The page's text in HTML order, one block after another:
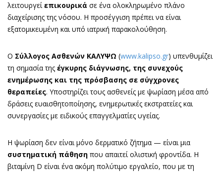
λειτουργείεπικουρικά σε ένα ολοκληρωμένο πλάνο
διαχείρισης της νόσου. Η προσέγγιση πρέπει να είναι
εξατομικευμένη και υπό ιατρική παρακολούθηση.
Ο Σύλλογος Ασθενών ΚΑΛΥΨΩ (www.kalipso.gr) υπενθυμίζει
τη σημασία της έγκυρης διάγνωσης, της συνεχούς
ενημέρωσης και της πρόσβασης σε σύγχρονες
θεραπείες. Υποστηρίζει τους ασθενείς με ψωρίαση μέσα από
δράσεις ευαισθητοποίησης, ενημερωτικές εκστρατείες και
συνεργασίες με ειδικούς επαγγελματίες υγείας.
Η ψωρίαση δεν είναι μόνο δερματικό ζήτημα — είναι μια
συστηματική πάθηση που απαιτεί ολιστική φροντίδα. Η
βιταμίνη D είναι ένα ακόμη πολύτιμο εργαλείο, που με τη